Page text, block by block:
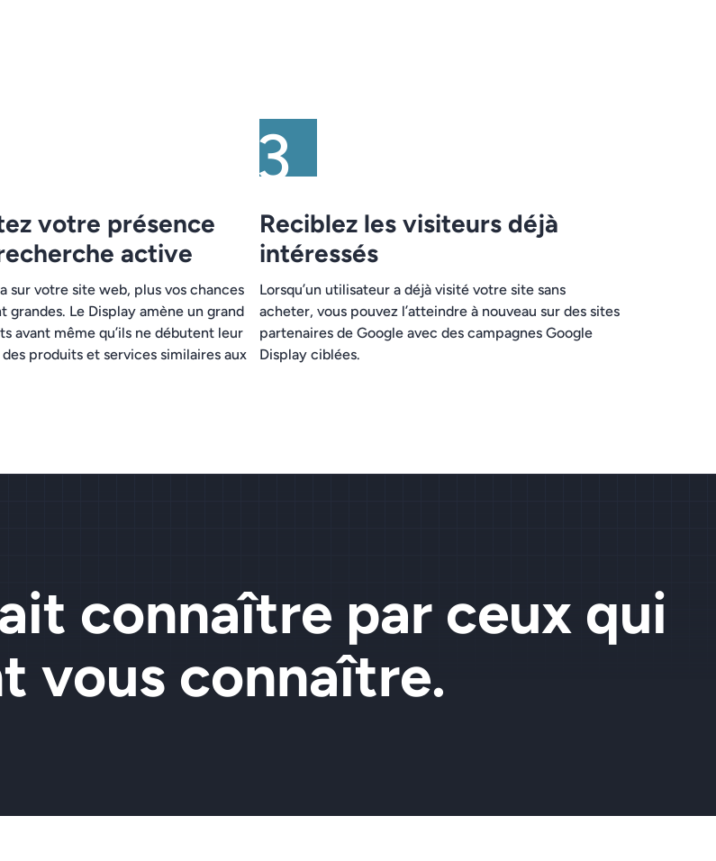
votre présence
active
sur votre site web, plus vos chances
grandes. Le Display amène un grand
avant même qu’ils ne débutent leur
produits et services similaires aux
Reciblez les visiteurs déjà
intéressés
Lorsqu’un utilisateur a déjà visité votre site sans
acheter, vous pouvez l’atteindre à nouveau sur des sites
partenaires de Google avec des campagnes Google
Display ciblées.
connaître par ceux qui
vous connaître.